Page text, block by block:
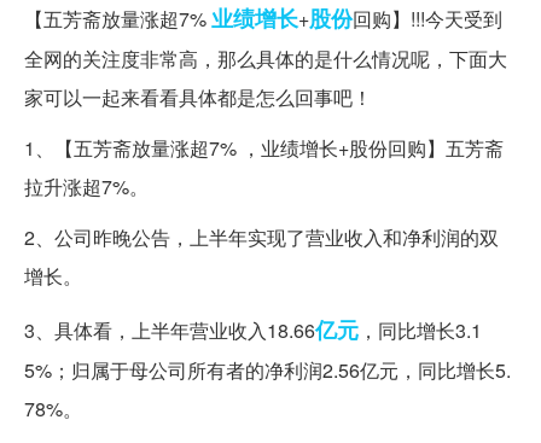
【五芳斋放量涨超7%业绩增长+股份回购】!!!今天受到
全网的关注度非常高，那么具体的是什么情况呢，下面大
家可以一起来看看具体都是怎么回事吧！
1、【五芳斋放量涨超7% ，业绩增长+股份回购】五芳斋
拉升涨超7%。
2、公司昨晚公告，上半年实现了营业收入和净利润的双
增长。
3、具体看，上半年营业收入18.66亿元 ，同比增长3.1
5%；归属于母公司所有者的净利润2.56亿元，同比增长5.
78%。